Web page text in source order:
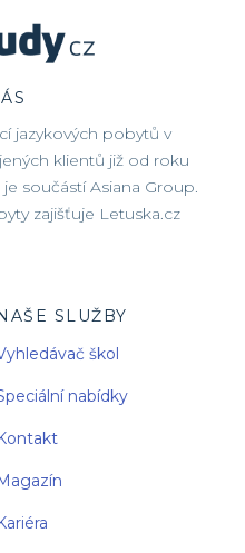
jazykových pobytů v
klientů již od roku
je součástí Asiana Group.
zajišťuje Letuska.cz
SLUŽBY
škol
nabídky